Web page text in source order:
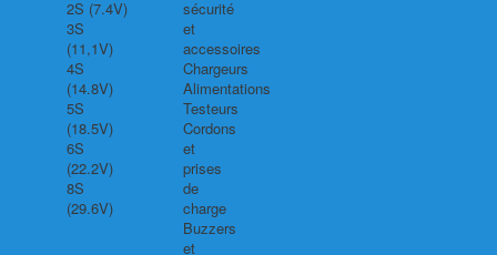
2S (7.4V)
3S
(11,1V)
4S
(14.8V)
5S
(18.5V)
6S
(22.2V)
8S
(29.6V)
sécurité
et
accessoires
Chargeurs
Alimentations
Testeurs
Cordons
et
prises
de
charge
Buzzers
et